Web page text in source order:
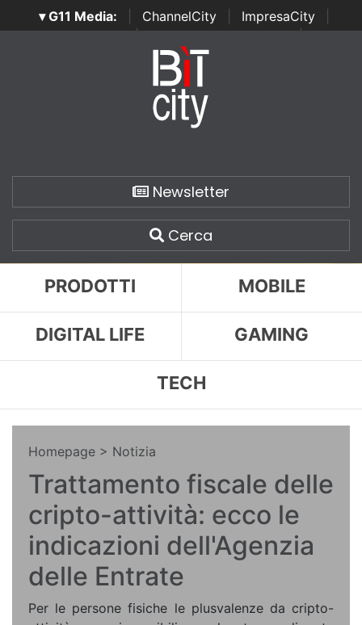
▾ G11 Media: ChannelCity ImpresaCity
SecurityOpenLab | Italian Channel Awards | Italian
Italian Security Awards
Newsletter
Cerca
PRODOTTI MOBILE
DIGITAL LIFE GAMING
TECH
Homepage > Notizia
Trattamento fiscale delle
cripto-attività: ecco le
indicazioni dell'Agenzia
delle Entrate
Per le persone fisiche le plusvalenze da cripto-